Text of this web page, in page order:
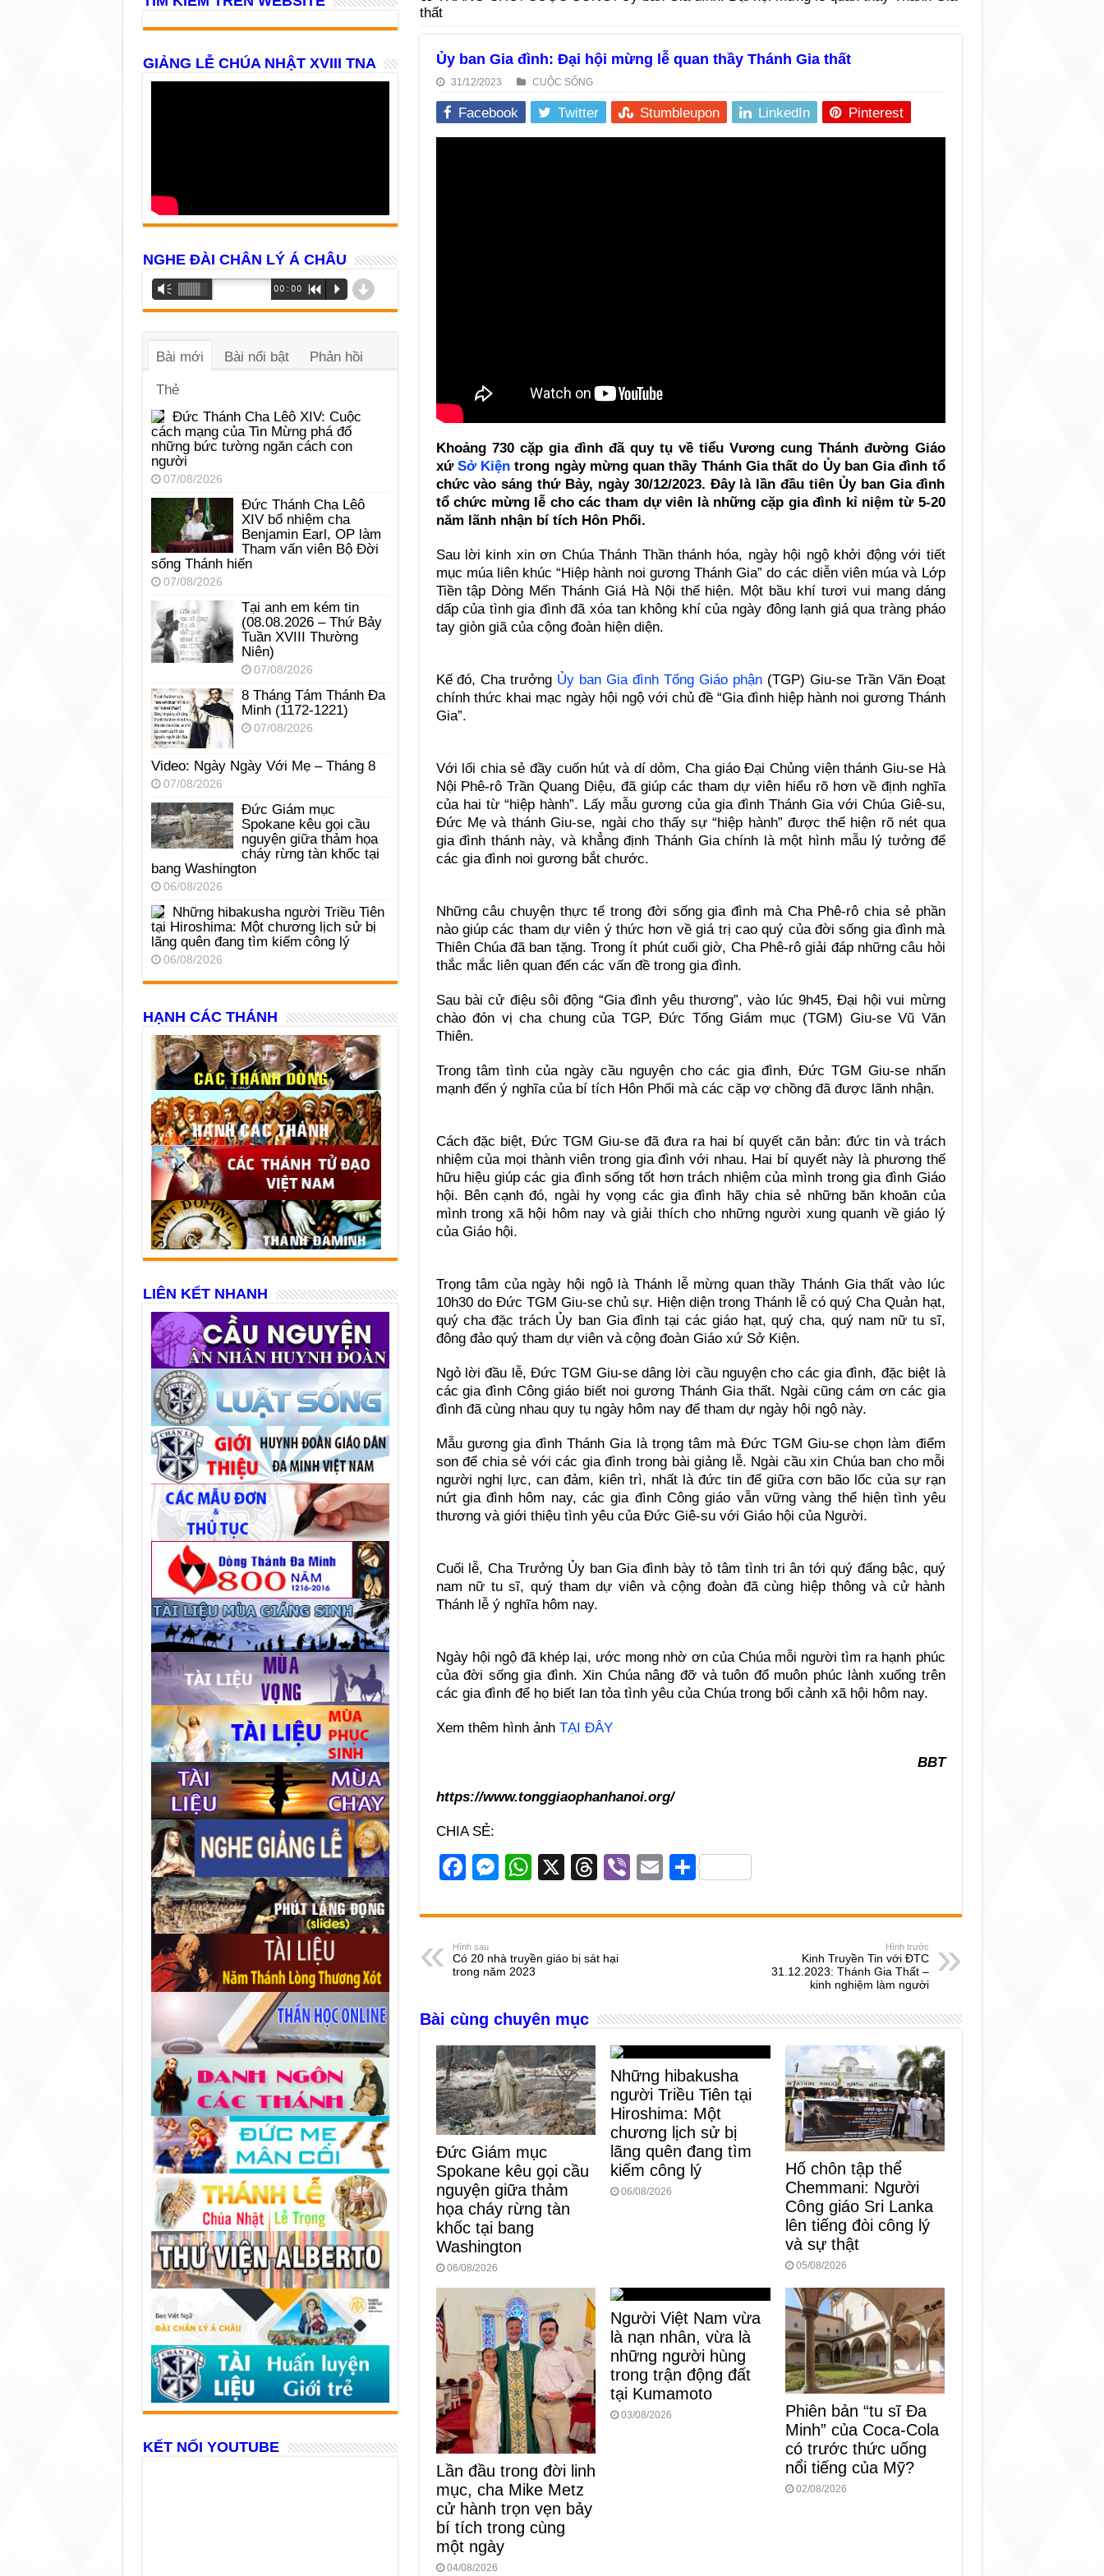
thất
Ủy ban Gia đình: Đại hội mừng lễ quan thầy Thánh Gia thất
31/12/2023 CUỘC SỐNG
Facebook Twitter Stumbleupon LinkedIn Pinterest
Khoảng 730 cặp gia đình đã quy tụ về tiểu Vương cung Thánh đường Giáo
xứ Sở Kiện trong ngày mừng quan thầy Thánh Gia thất do Ủy ban Gia đình tổ
chức vào sáng thứ Bảy, ngày 30/12/2023. Đây là lần đầu tiên Ủy ban Gia đình
tổ chức mừng lễ cho các tham dự viên là những cặp gia đình kỉ niệm từ 5-20
năm lãnh nhận bí tích Hôn Phối.
Sau lời kinh xin ơn Chúa Thánh Thần thánh hóa, ngày hội ngộ khởi động với tiết
mục múa liên khúc “Hiệp hành noi gương Thánh Gia” do các diễn viên múa và Lớp
Tiền tập Dòng Mến Thánh Giá Hà Nội thể hiện. Một bầu khí tươi vui mang dáng
dấp của tình gia đình đã xóa tan không khí của ngày đông lạnh giá qua tràng pháo
tay giòn giã của cộng đoàn hiện diện.
Kế đó, Cha trưởng Ủy ban Gia đình Tổng Giáo phận(TGP) Giu-se Trần Văn Đoạt
chính thức khai mạc ngày hội ngộ với chủ đề “Gia đình hiệp hành noi gương Thánh
Gia”.
Với lối chia sẻ đầy cuốn hút và dí dỏm, Cha giáo Đại Chủng viện thánh Giu-se Hà
Nội Phê-rô Trần Quang Diệu, đã giúp các tham dự viên hiểu rõ hơn về định nghĩa
của hai từ “hiệp hành”. Lấy mẫu gương của gia đình Thánh Gia với Chúa Giê-su,
Đức Mẹ và thánh Giu-se, ngài cho thấy sự “hiệp hành” được thể hiện rõ nét qua
gia đình thánh này, và khẳng định Thánh Gia chính là một hình mẫu lý tưởng để
các gia đình noi gương bắt chước.
Những câu chuyện thực tế trong đời sống gia đình mà Cha Phê-rô chia sẻ phần
nào giúp các tham dự viên ý thức hơn về giá trị cao quý của đời sống gia đình mà
Thiên Chúa đã ban tặng. Trong ít phút cuối giờ, Cha Phê-rô giải đáp những câu hỏi
thắc mắc liên quan đến các vấn đề trong gia đình.
Sau bài cử điệu sôi động “Gia đình yêu thương”, vào lúc 9h45, Đại hội vui mừng
chào đón vị cha chung của TGP, Đức Tổng Giám mục (TGM) Giu-se Vũ Văn
Thiên.
Trong tâm tình của ngày cầu nguyện cho các gia đình, Đức TGM Giu-se nhấn
mạnh đến ý nghĩa của bí tích Hôn Phối mà các cặp vợ chồng đã được lãnh nhận.
Cách đặc biệt, Đức TGM Giu-se đã đưa ra hai bí quyết căn bản: đức tin và trách
nhiệm của mọi thành viên trong gia đình với nhau. Hai bí quyết này là phương thế
hữu hiệu giúp các gia đình sống tốt hơn trách nhiệm của mình trong gia đình Giáo
hội. Bên cạnh đó, ngài hy vọng các gia đình hãy chia sẻ những băn khoăn của
mình trong xã hội hôm nay và giải thích cho những người xung quanh về giáo lý
của Giáo hội.
Trọng tâm của ngày hội ngộ là Thánh lễ mừng quan thầy Thánh Gia thất vào lúc
10h30 do Đức TGM Giu-se chủ sự. Hiện diện trong Thánh lễ có quý Cha Quản hạt,
quý cha đặc trách Ủy ban Gia đình tại các giáo hạt, quý cha, quý nam nữ tu sĩ,
đông đảo quý tham dự viên và cộng đoàn Giáo xứ Sở Kiện.
Ngỏ lời đầu lễ, Đức TGM Giu-se dâng lời cầu nguyện cho các gia đình, đặc biệt là
các gia đình Công giáo biết noi gương Thánh Gia thất. Ngài cũng cám ơn các gia
đình đã cùng nhau quy tụ ngày hôm nay để tham dự ngày hội ngộ này.
Mẫu gương gia đình Thánh Gia là trọng tâm mà Đức TGM Giu-se chọn làm điểm
son để chia sẻ với các gia đình trong bài giảng lễ. Ngài cầu xin Chúa ban cho mỗi
người nghị lực, can đảm, kiên trì, nhất là đức tin để giữa cơn bão lốc của sự rạn
nứt gia đình hôm nay, các gia đình Công giáo vẫn vững vàng thể hiện tình yêu
thương và giới thiệu tình yêu của Đức Giê-su với Giáo hội của Người.
Cuối lễ, Cha Trưởng Ủy ban Gia đình bày tỏ tâm tình tri ân tới quý đấng bậc, quý
nam nữ tu sĩ, quý tham dự viên và cộng đoàn đã cùng hiệp thông và cử hành
Thánh lễ ý nghĩa hôm nay.
Ngày hội ngộ đã khép lại, ước mong nhờ ơn của Chúa mỗi người tìm ra hạnh phúc
của đời sống gia đình. Xin Chúa nâng đỡ và tuôn đổ muôn phúc lành xuống trên
các gia đình để họ biết lan tỏa tình yêu của Chúa trong bối cảnh xã hội hôm nay.
Xem thêm hình ảnh TẠI ĐÂY
BBT
https://www.tonggiaophanhanoi.org/
CHIA SẺ:
F
c
e
b
o
k
M
ss
n
er
W
at
s
A
p
X
T
e
d
Vi
er
E
ail
S
ar
Hình sau
Có 20 nhà truyền giáo bị sát hại
trong năm 2023
Hình trước
Kinh Truyền Tin với ĐTC
31.12.2023: Thánh Gia Thất –
kinh nghiệm làm người
Bài cùng chuyên mục
Đức Giám mục
Spokane kêu gọi cầu
nguyện giữa thảm
họa cháy rừng tàn
khốc tại bang
Washington
06/08/2026
Những hibakusha
người Triều Tiên tại
Hiroshima: Một
chương lịch sử bị
lãng quên đang tìm
kiếm công lý
06/08/2026
Hố chôn tập thể
Chemmani: Người
Công giáo Sri Lanka
lên tiếng đòi công lý
và sự thật
05/08/2026
Lần đầu trong đời linh
mục, cha Mike Metz
cử hành trọn vẹn bảy
bí tích trong cùng
một ngày
04/08/2026
Người Việt Nam vừa
là nạn nhân, vừa là
những người hùng
trong trận động đất
tại Kumamoto
03/08/2026
Phiên bản “tu sĩ Đa
Minh” của Coca-Cola
có trước thức uống
nổi tiếng của Mỹ?
02/08/2026
GIẢNG LỄ CHÚA NHẬT XVIII TNA
NGHE ĐÀI CHÂN LÝ Á CHÂU
Trình
phát
âm
Vm 00:00 R P d
Bài mới Bài nổi bật Phản hồi
Thẻ
Đức Thánh Cha Lêô XIV: Cuộc
cách mạng của Tin Mừng phá đổ
những bức tường ngăn cách con
người
07/08/2026
Đức Thánh Cha Lêô
XIV bổ nhiệm cha
Benjamin Earl, OP làm
Tham vấn viên Bộ Đời
sống Thánh hiến
07/08/2026
Tại anh em kém tin
(08.08.2026 – Thứ Bảy
Tuần XVIII Thường
Niên)
07/08/2026
8 Tháng Tám Thánh Ða
Minh (1172-1221)
07/08/2026
Video: Ngày Ngày Với Mẹ – Tháng 8
07/08/2026
Đức Giám mục
Spokane kêu gọi cầu
nguyện giữa thảm họa
cháy rừng tàn khốc tại
bang Washington
06/08/2026
Những hibakusha người Triều Tiên
tại Hiroshima: Một chương lịch sử bị
lãng quên đang tìm kiếm công lý
06/08/2026
HẠNH CÁC THÁNH
LIÊN KẾT NHANH
KẾT NỐI YOUTUBE